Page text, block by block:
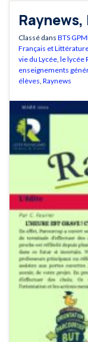
Classé dans BTS
Français et
vie du Lycée le lycée
enseignements
élèves Raynews